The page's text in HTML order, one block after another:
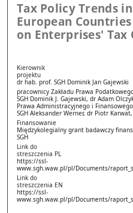
Tax Policy Trends
European
on Enterprises' Tax
Kierownik
projektu
dr hab. prof. SGH Dominik Jan Gajewski
pracownicy Zakładu Prawa
SGH Dominik J. Gajewski, dr Adam
Prawa Administracyjnego i
SGH Aleksander Werner, dr Piotr
Finansowanie
Międzykolegialny grant badawczy
SGH
Link do
streszczenia PL
https://ssl-
www.sgh.waw.pl/pl/Documents/
Link do
streszczenia EN
https://ssl-
www.sgh.waw.pl/pl/Documents/